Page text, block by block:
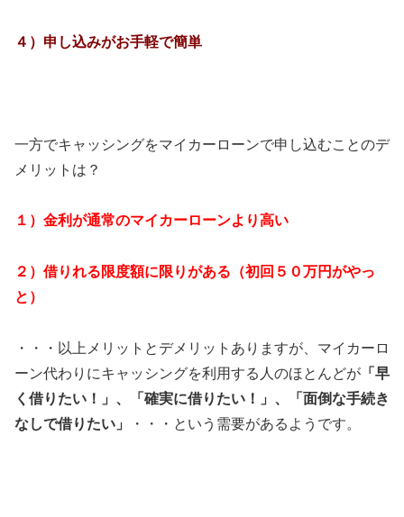
４）申し込みがお手軽で簡単
一方でキャッシングをマイカーローンで申し込むことのデ
メリットは？
１）金利が通常のマイカーローンより高い
２）借りれる限度額に限りがある（初回５０万円がやっ
と）
・・・以上メリットとデメリットありますが、マイカーロ
ーン代わりにキャッシングを利用する人のほとんどが 「早
く借りたい！」、「確実に借りたい！」、「面倒な手続き
なしで借りたい」
・・・という需要があるようです。